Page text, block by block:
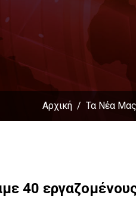
Αρχική Τα Νέα Μας
40